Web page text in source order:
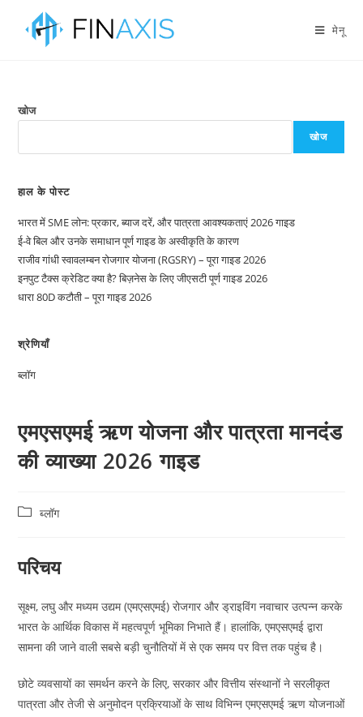
मेनू
खोज
खोज
हाल के पोस्ट
भारत में SME लोन: प्रकार, ब्याज दरें, और पात्रता आवश्यकताएं 2026 गाइड
ई-वे बिल और उनके समाधान पूर्ण गाइड के अस्वीकृति के कारण
राजीव गांधी स्वावलम्बन रोजगार योजना (RGSRY) – पूरा गाइड 2026
इनपुट टैक्स क्रेडिट क्या है? बिज़नेस के लिए जीएसटी पूर्ण गाइड 2026
धारा 80D कटौती – पूरा गाइड 2026
श्रेणियाँ
ब्लॉग
एमएसएमई ऋण योजना और पात्रता मानदंड
की व्याख्या 2026 गाइड
ब्लॉग
परिचय
सूक्ष्म, लघु और मध्यम उद्यम (एमएसएमई) रोजगार और ड्राइविंग नवाचार उत्पन्न करके
भारत के आर्थिक विकास में महत्वपूर्ण भूमिका निभाते हैं। हालांकि, एमएसएमई द्वारा
सामना की जाने वाली सबसे बड़ी चुनौतियों में से एक समय पर वित्त तक पहुंच है।
छोटे व्यवसायों का समर्थन करने के लिए, सरकार और वित्तीय संस्थानों ने सरलीकृत
पात्रता और तेजी से अनुमोदन प्रक्रियाओं के साथ विभिन्न एमएसएमई ऋण योजनाओं